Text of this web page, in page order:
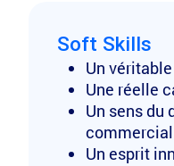
Soft Skills
Un
Une réelle
Un sens du
commercial
Un esprit